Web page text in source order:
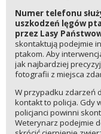
Numer telefonu
uszkodzeń lęgów
przez Lasy
skontaktują podejmie
ptakom. Aby
jak najbardziej
fotografii z miejsca
W przypadku zdarzeń
kontakt to policja. Gdy
policjanci powinni
Weterynarz podejmie